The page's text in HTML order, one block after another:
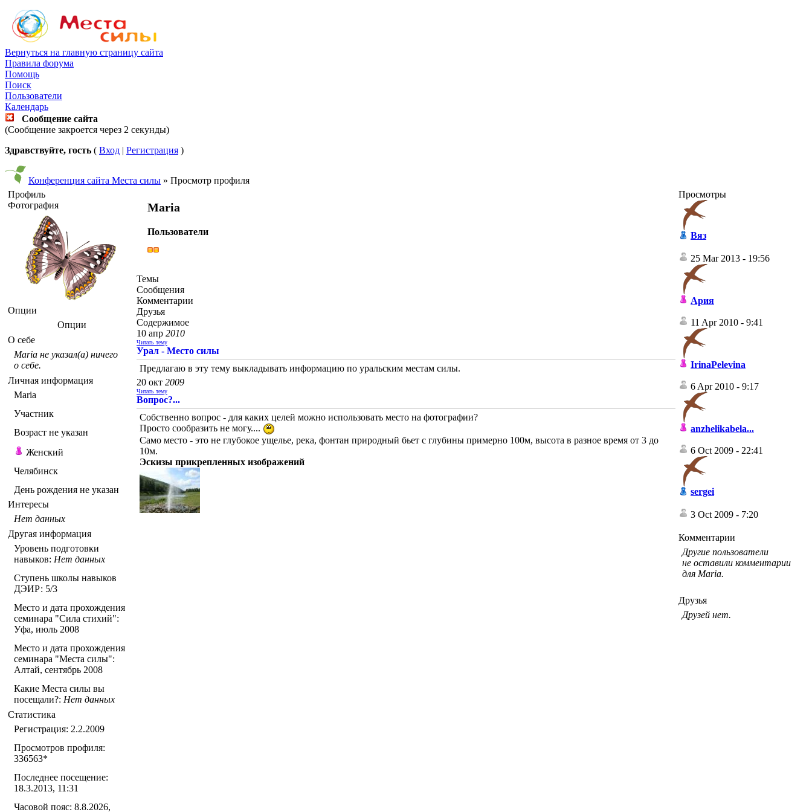
Вернуться на главную страницу сайта
Правила форума
Помощь
Поиск
Пользователи
Календарь
Сообщение сайта
(Сообщение закроется через 2 секунды)
Здравствуйте, гость ( Вход | Регистрация )
Конференция сайта Места силы » Просмотр профиля
Профиль
Фотография
Опции
Опции
О себе
Maria не указал(а) ничего
о себе.
Личная информация
Maria
Участник
Возраст не указан
Женский
Челябинск
День рождения не указан
Интересы
Нет данных
Другая информация
Уровень подготовки
навыков: Нет данных
Ступень школы навыков
ДЭИР: 5/3
Место и дата прохождения
семинара "Сила стихий":
Уфа, июль 2008
Место и дата прохождения
семинара "Места силы":
Алтай, сентябрь 2008
Какие Места силы вы
посещали?: Нет данных
Статистика
Регистрация: 2.2.2009
Просмотров профиля:
336563*
Последнее посещение:
18.3.2013, 11:31
Часовой пояс: 8.8.2026,
Maria
Пользователи
Темы
Сообщения
Комментарии
Друзья
Содержимое
10 апр 2010
Читать тему
Урал - Место силы
Предлагаю в эту тему выкладывать информацию по уральским местам силы.
20 окт 2009
Читать тему
Вопрос?...
Собственно вопрос - для каких целей можно использовать место на фотографии?
Просто сообразить не могу....
Само место - это не глубокое ущелье, река, фонтан природный бьет с глубины примерно 100м, высота в разное время от 3 до
10м.
Эскизы прикрепленных изображений
Просмотры
Вяз
25 Mar 2013 - 19:56
Ария
11 Apr 2010 - 9:41
IrinaPelevina
6 Apr 2010 - 9:17
anzhelikabela...
6 Oct 2009 - 22:41
sergei
3 Oct 2009 - 7:20
Комментарии
Другие пользователи
не оставили комментарии
для Maria.
Друзья
Друзей нет.